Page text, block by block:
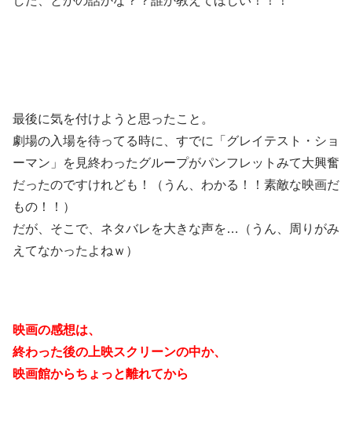
最後に気を付けようと思ったこと。
劇場の入場を待ってる時に、すでに「グレイテスト・ショ
ーマン」を見終わったグループがパンフレットみて大興奮
だったのですけれども！（うん、わかる！！素敵な映画だ
もの！！）
だが、そこで、ネタバレを大きな声を…（うん、周りがみ
えてなかったよねｗ）
映画の感想は、
終わった後の上映スクリーンの中か、
映画館からちょっと離れてから